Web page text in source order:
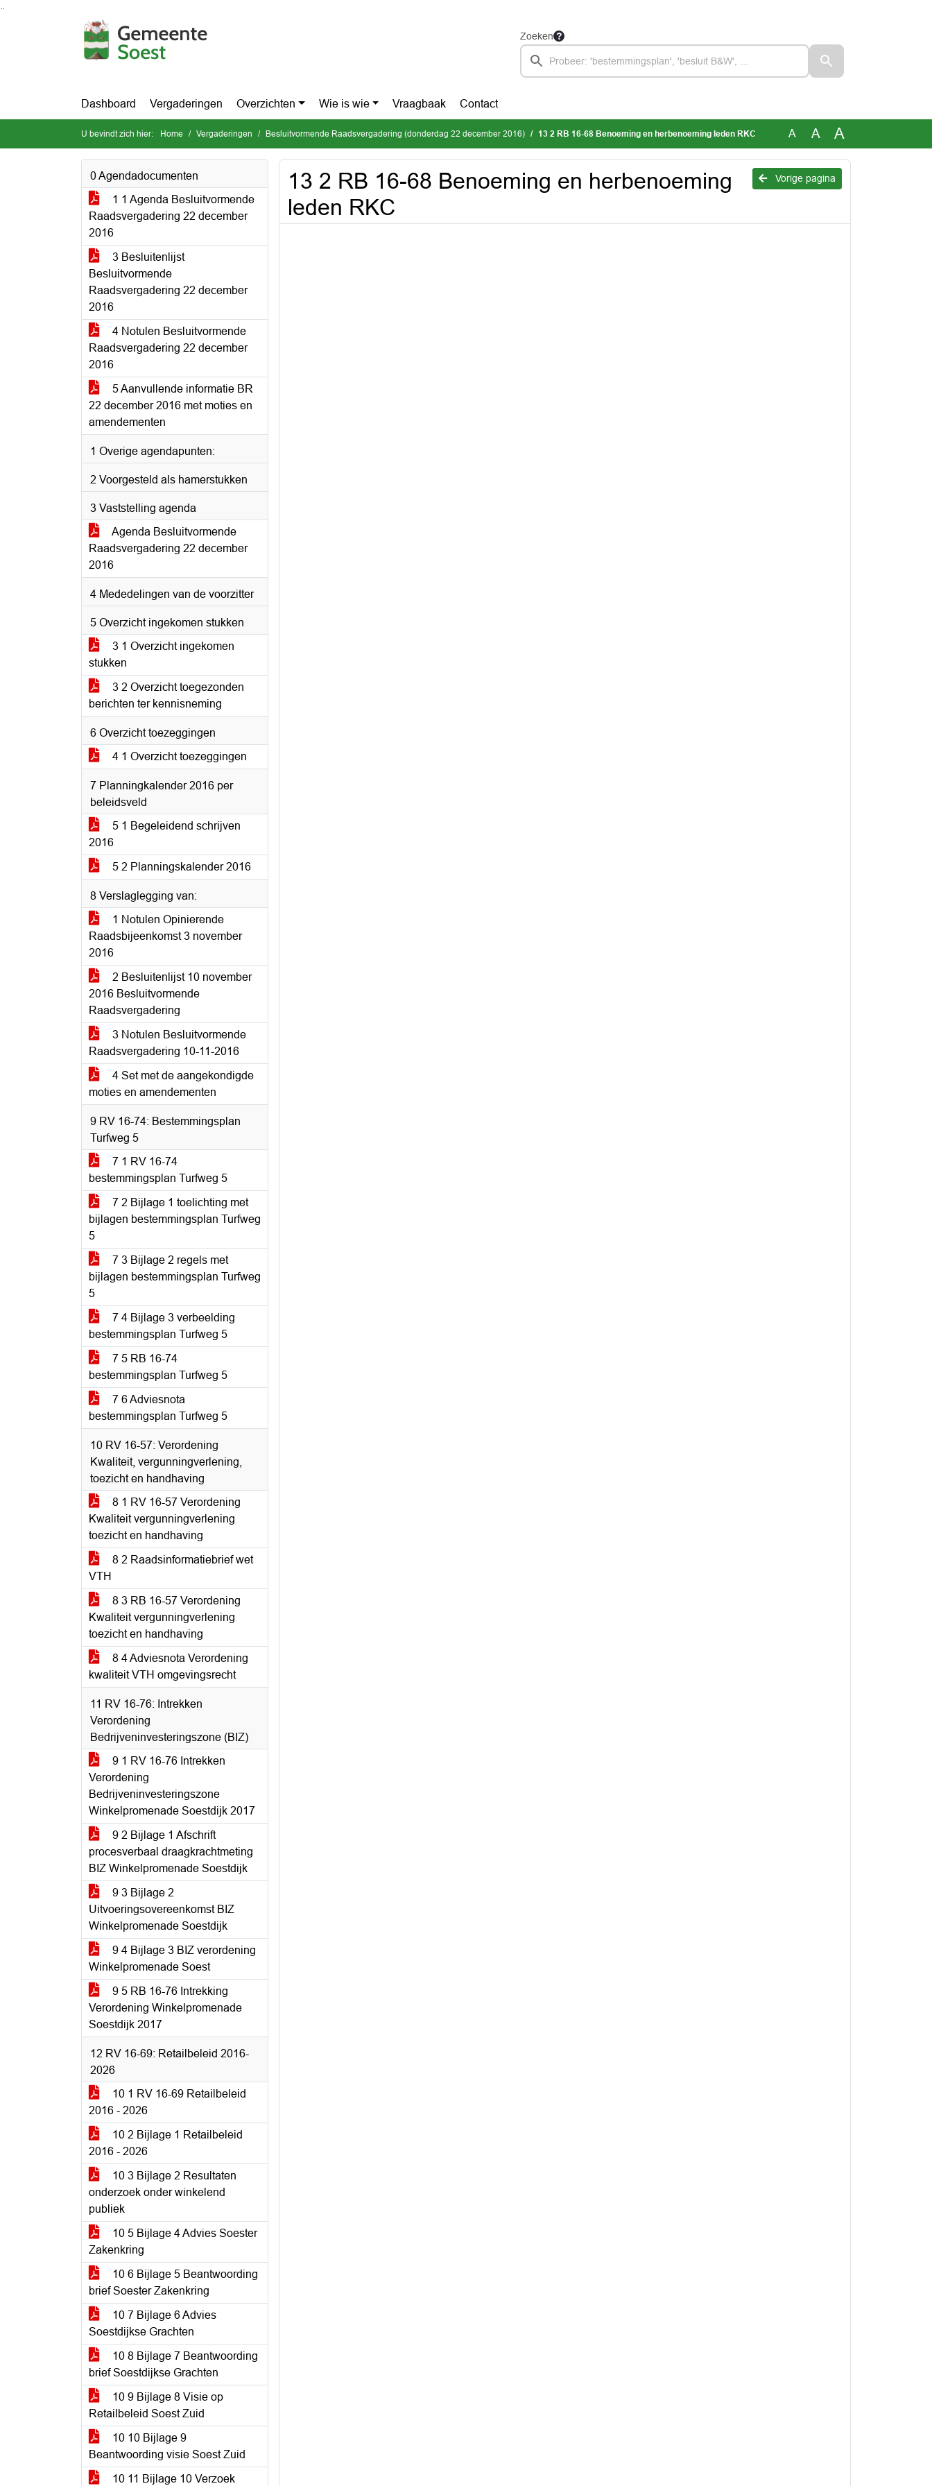
Zoeken
Dashboard Vergaderingen Overzichten Wie is wie Vraagbaak Contact
U bevindt zich hier: Home Vergaderingen Besluitvormende Raadsvergadering (donderdag 22 december 2016) 13 2 RB 16-68 Benoeming en herbenoeming leden RKC A A A
0 Agendadocumenten
1 1 Agenda Besluitvormende
Raadsvergadering 22 december
2016
3 Besluitenlijst
Besluitvormende
Raadsvergadering 22 december
2016
4 Notulen Besluitvormende
Raadsvergadering 22 december
2016
5 Aanvullende informatie BR
22 december 2016 met moties en
amendementen
1 Overige agendapunten:
2 Voorgesteld als hamerstukken
3 Vaststelling agenda
Agenda Besluitvormende
Raadsvergadering 22 december
2016
4 Mededelingen van de voorzitter
5 Overzicht ingekomen stukken
3 1 Overzicht ingekomen
stukken
3 2 Overzicht toegezonden
berichten ter kennisneming
6 Overzicht toezeggingen
4 1 Overzicht toezeggingen
7 Planningkalender 2016 per
beleidsveld
5 1 Begeleidend schrijven
2016
5 2 Planningskalender 2016
8 Verslaglegging van:
1 Notulen Opinierende
Raadsbijeenkomst 3 november
2016
2 Besluitenlijst 10 november
2016 Besluitvormende
Raadsvergadering
3 Notulen Besluitvormende
Raadsvergadering 10-11-2016
4 Set met de aangekondigde
moties en amendementen
9 RV 16-74: Bestemmingsplan
Turfweg 5
7 1 RV 16-74
bestemmingsplan Turfweg 5
7 2 Bijlage 1 toelichting met
bijlagen bestemmingsplan Turfweg
5
7 3 Bijlage 2 regels met
bijlagen bestemmingsplan Turfweg
5
7 4 Bijlage 3 verbeelding
bestemmingsplan Turfweg 5
7 5 RB 16-74
bestemmingsplan Turfweg 5
7 6 Adviesnota
bestemmingsplan Turfweg 5
10 RV 16-57: Verordening
Kwaliteit, vergunningverlening,
toezicht en handhaving
8 1 RV 16-57 Verordening
Kwaliteit vergunningverlening
toezicht en handhaving
8 2 Raadsinformatiebrief wet
VTH
8 3 RB 16-57 Verordening
Kwaliteit vergunningverlening
toezicht en handhaving
8 4 Adviesnota Verordening
kwaliteit VTH omgevingsrecht
11 RV 16-76: Intrekken
Verordening
Bedrijveninvesteringszone (BIZ)
9 1 RV 16-76 Intrekken
Verordening
Bedrijveninvesteringszone
Winkelpromenade Soestdijk 2017
9 2 Bijlage 1 Afschrift
procesverbaal draagkrachtmeting
BIZ Winkelpromenade Soestdijk
9 3 Bijlage 2
Uitvoeringsovereenkomst BIZ
Winkelpromenade Soestdijk
9 4 Bijlage 3 BIZ verordening
Winkelpromenade Soest
9 5 RB 16-76 Intrekking
Verordening Winkelpromenade
Soestdijk 2017
12 RV 16-69: Retailbeleid 2016-
2026
10 1 RV 16-69 Retailbeleid
2016 - 2026
10 2 Bijlage 1 Retailbeleid
2016 - 2026
10 3 Bijlage 2 Resultaten
onderzoek onder winkelend
publiek
10 5 Bijlage 4 Advies Soester
Zakenkring
10 6 Bijlage 5 Beantwoording
brief Soester Zakenkring
10 7 Bijlage 6 Advies
Soestdijkse Grachten
10 8 Bijlage 7 Beantwoording
brief Soestdijkse Grachten
10 9 Bijlage 8 Visie op
Retailbeleid Soest Zuid
10 10 Bijlage 9
Beantwoording visie Soest Zuid
10 11 Bijlage 10 Verzoek
Vorige pagina
13 2 RB 16-68 Benoeming en herbenoeming
leden RKC